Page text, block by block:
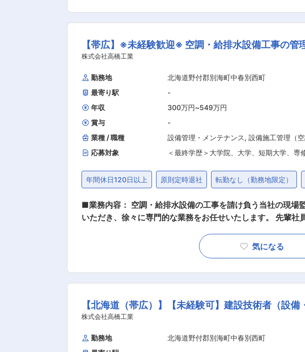
越しが伴う場合） ・ 同社より地場の不動産業者を紹介致します。
社の定める業務
【帯広】※未経験歓迎※ 空調・給排水設備工事の
株式会社高橋工業
勤務地
北海道野付郡別海町中春別西町
最寄り駅
-
年収
300万円~549万円
賞与
-
業種 / 職種
設備管理・メンテナンス, 設備施工管理（
応募対象
＜最終学歴＞大学院、大学、短期大学、
年間休日120日以上 原則定時退社 転勤なし（勤務地限定）
■業務内容： 空調・給排水設備の工事を請け負う当社の現場
いただき、徐々に専門的な業務をお任せいたします。 先輩
真の撮影は工程の理解にも繋がります。 ・現場の進捗管理…
工を行うための工程管理や品質管理など現場の管理業務を
日々努力して参ります。また、お客様にとって必要であり
すい環境づくりにも心がけます。当社は、設計、施工、メン
らの内定（引っ越しが伴う場合） ・ 同社より地場の不動産
気になる
【北海道（帯広）】【未経験可】建設技術者（
株式会社高橋工業
勤務地
北海道野付郡別海町中春別西町